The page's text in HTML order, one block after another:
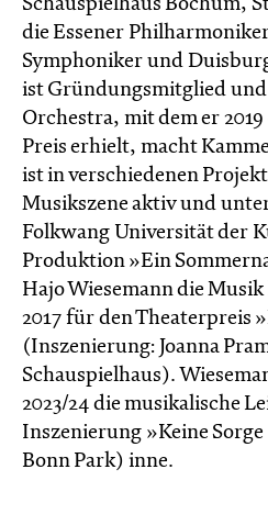
Schauspielhaus Bochum,
die Essener
Symphoniker und
ist Gründungsmitglied und
Orchestra, mit dem er
Preis erhielt, macht
ist in verschiedenen
Musikszene aktiv und
Folkwang Universität der
Produktion »Ein
Hajo Wiesemann die
2017 für den Theaterpreis
(Inszenierung: Joanna
Schauspielhaus).
2023/24 die musikalische
Inszenierung »Keine
Bonn Park) inne.